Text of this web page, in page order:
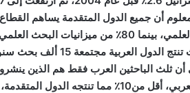
أن جميع الدول المتقدمة يساهم
بين 52٪ إلى 70٪ في ميزانيات البحث العلمي،
بما يعني أن ثلث الباحثين العرب فقط هم